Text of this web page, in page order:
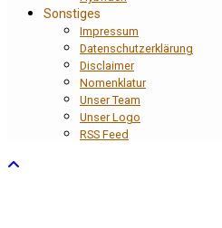
Sonstiges
Impressum
Datenschutzerklärung
Disclaimer
Nomenklatur
Unser Team
Unser Logo
RSS Feed